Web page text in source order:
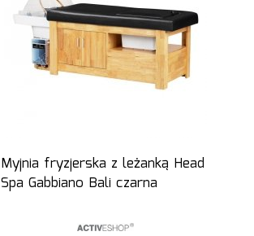
Myjnia fryzjerska z leżanką Head
Spa Gabbiano Bali czarna